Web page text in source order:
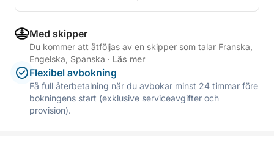
Med skipper
Du kommer att åtföljas av en skipper som talar Franska,
Engelska, Spanska · Läs mer
Flexibel avbokning
Få full återbetalning när du avbokar minst 24 timmar före
bokningens start (exklusive serviceavgifter och
provision).